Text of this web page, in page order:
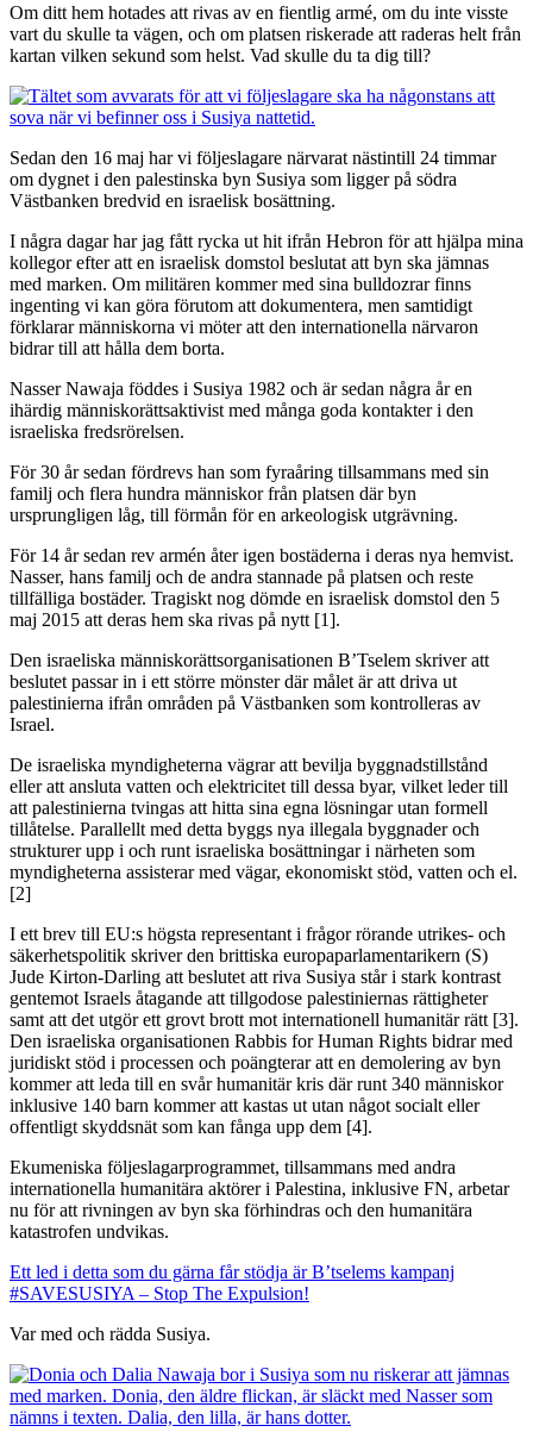
Om ditt hem hotades att rivas av en fientlig armé, om du inte visste
vart du skulle ta vägen, och om platsen riskerade att raderas helt från
kartan vilken sekund som helst. Vad skulle du ta dig till?
Sedan den 16 maj har vi följeslagare närvarat nästintill 24 timmar
om dygnet i den palestinska byn Susiya som ligger på södra
Västbanken bredvid en israelisk bosättning.
I några dagar har jag fått rycka ut hit ifrån Hebron för att hjälpa mina
kollegor efter att en israelisk domstol beslutat att byn ska jämnas
med marken. Om militären kommer med sina bulldozrar finns
ingenting vi kan göra förutom att dokumentera, men samtidigt
förklarar människorna vi möter att den internationella närvaron
bidrar till att hålla dem borta.
Nasser Nawaja föddes i Susiya 1982 och är sedan några år en
ihärdig människorättsaktivist med många goda kontakter i den
israeliska fredsrörelsen.
För 30 år sedan fördrevs han som fyraåring tillsammans med sin
familj och flera hundra människor från platsen där byn
ursprungligen låg, till förmån för en arkeologisk utgrävning.
För 14 år sedan rev armén åter igen bostäderna i deras nya hemvist.
Nasser, hans familj och de andra stannade på platsen och reste
tillfälliga bostäder. Tragiskt nog dömde en israelisk domstol den 5
maj 2015 att deras hem ska rivas på nytt [1].
Den israeliska människorättsorganisationen B’Tselem skriver att
beslutet passar in i ett större mönster där målet är att driva ut
palestinierna ifrån områden på Västbanken som kontrolleras av
Israel.
De israeliska myndigheterna vägrar att bevilja byggnadstillstånd
eller att ansluta vatten och elektricitet till dessa byar, vilket leder till
att palestinierna tvingas att hitta sina egna lösningar utan formell
tillåtelse. Parallellt med detta byggs nya illegala byggnader och
strukturer upp i och runt israeliska bosättningar i närheten som
myndigheterna assisterar med vägar, ekonomiskt stöd, vatten och el.
[2]
I ett brev till EU:s högsta representant i frågor rörande utrikes- och
säkerhetspolitik skriver den brittiska europaparlamentarikern (S)
Jude Kirton-Darling att beslutet att riva Susiya står i stark kontrast
gentemot Israels åtagande att tillgodose palestiniernas rättigheter
samt att det utgör ett grovt brott mot internationell humanitär rätt [3].
Den israeliska organisationen Rabbis for Human Rights bidrar med
juridiskt stöd i processen och poängterar att en demolering av byn
kommer att leda till en svår humanitär kris där runt 340 människor
inklusive 140 barn kommer att kastas ut utan något socialt eller
offentligt skyddsnät som kan fånga upp dem [4].
Ekumeniska följeslagarprogrammet, tillsammans med andra
internationella humanitära aktörer i Palestina, inklusive FN, arbetar
nu för att rivningen av byn ska förhindras och den humanitära
katastrofen undvikas.
Ett led i detta som du gärna får stödja är B’tselems kampanj
#SAVESUSIYA – Stop The Expulsion!
Var med och rädda Susiya.